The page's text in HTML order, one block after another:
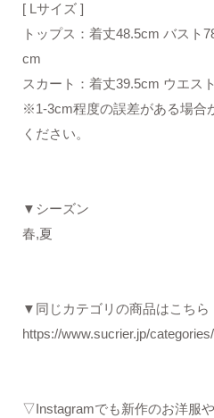
[ Lサイズ ]
トップス：着丈48.5cm バスト
cm
スカート：着丈39.5cm ウエス
※1-3cm程度の誤差がある場合
ください。
▼シーズン
春,夏
▼同じカテゴリの商品はこちら
https://www.sucrier.jp/
▽Instagramでも新作のお洋服